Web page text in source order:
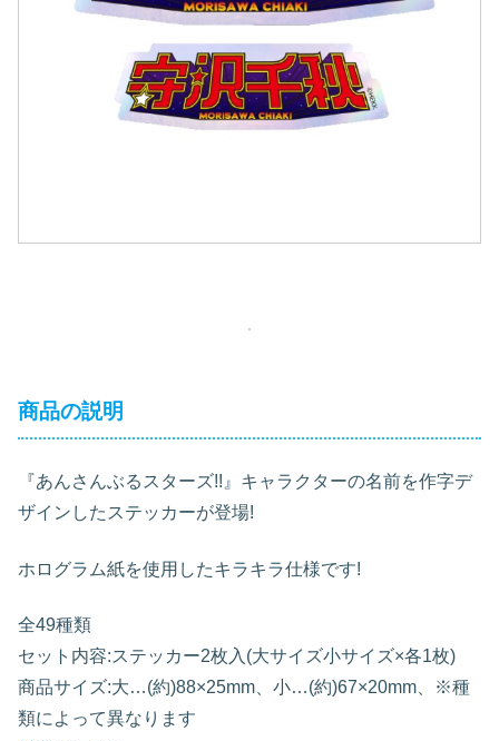
商品の説明
『あんさんぶるスターズ!!』キャラクターの名前を作字デ
ザインしたステッカーが登場!
ホログラム紙を使用したキラキラ仕様です!
全49種類
セット内容:ステッカー2枚入(大サイズ小サイズ×各1枚)
商品サイズ:大…(約)88×25mm、小…(約)67×20mm、※種
類によって異なります